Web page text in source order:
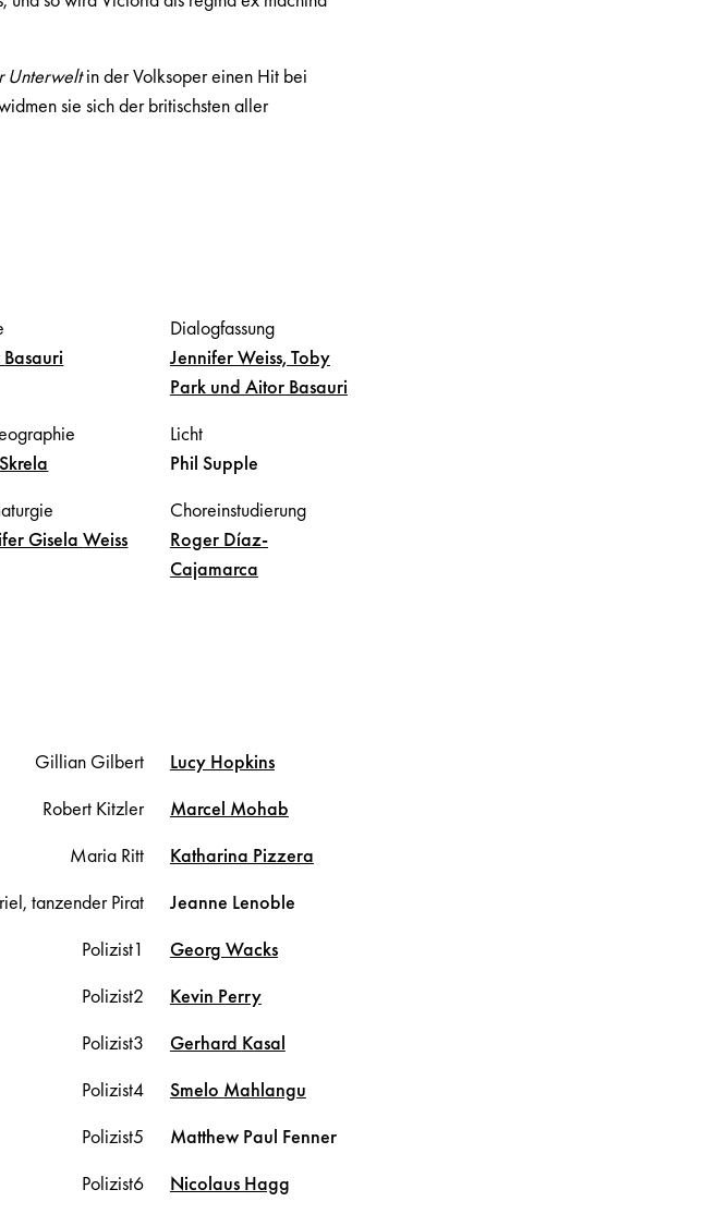
Unterweltin der Volksoper einen Hit bei
sie sich der britischsten aller
Basauri
Dialogfassung
Jennifer Weiss, Toby
Park und Aitor Basauri
Skrela
Licht
Phil Supple
GiselaWeiss
Choreinstudierung
Roger Díaz-
Cajamarca
Gillian Gilbert Lucy Hopkins
Robert Kitzler
Marcel Mohab
Maria Ritt
Katharina Pizzera
tanzender Pirat
Jeanne Lenoble
Polizist1
Georg Wacks
Polizist2
Kevin Perry
Polizist3
Gerhard Kasal
Polizist4
Smelo Mahlangu
Polizist5
Matthew Paul Fenner
Polizist6
Nicolaus Hagg